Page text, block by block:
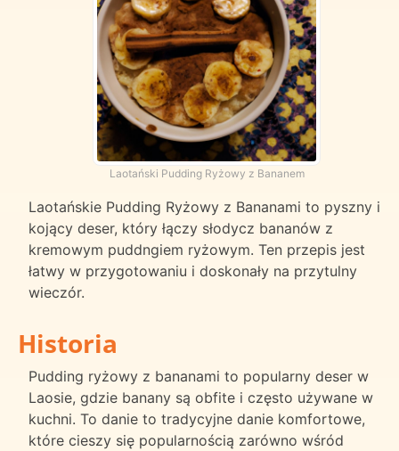
Laotański Pudding Ryżowy z Bananem
Laotańskie Pudding Ryżowy z Bananami to pyszny i
kojący deser, który łączy słodycz bananów z
kremowym puddngiem ryżowym. Ten przepis jest
łatwy w przygotowaniu i doskonały na przytulny
wieczór.
Historia
Pudding ryżowy z bananami to popularny deser w
Laosie, gdzie banany są obfite i często używane w
kuchni. To danie to tradycyjne danie komfortowe,
które cieszy się popularnością zarówno wśród